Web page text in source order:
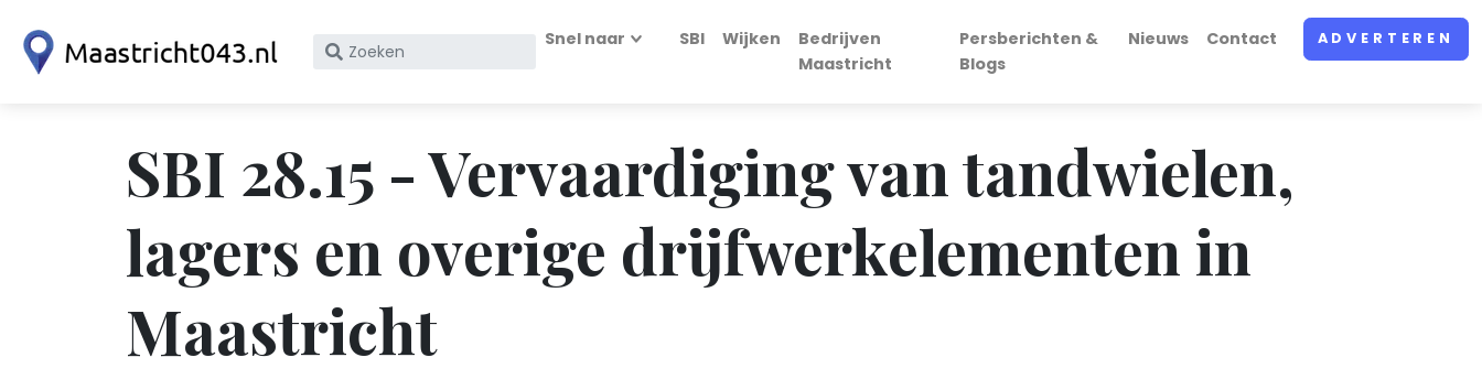
Zoek
KvK
nummer
Snel naar SBI Wijken
Bedrijven
Maastricht
Persberichten &
Blogs
Nieuws Contact ADVERTEREN
SBI 28.15 - Vervaardiging van tandwielen,
lagers en overige drijfwerkelementen in
Maastricht